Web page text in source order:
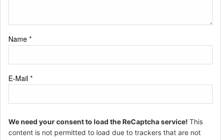
Name *
E-Mail *
We need your consent to load the ReCaptcha service! This
content is not permitted to load due to trackers that are not